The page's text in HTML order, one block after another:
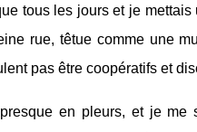
tous les jours et je
rue, têtue comme une
pas être coopératifs et
en pleurs, et je